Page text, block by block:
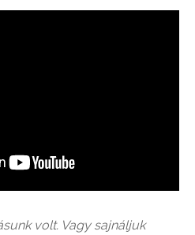
volt. Vagy sajnáljuk